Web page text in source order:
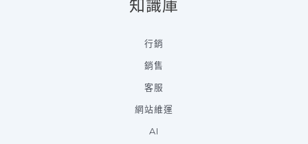
知識庫
行銷
銷售
客服
網站維運
AI